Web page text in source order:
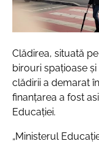
Clădirea, situată
birouri spațioase
clădirii a demarat
finanțarea a fost
Educației.
„Ministerul